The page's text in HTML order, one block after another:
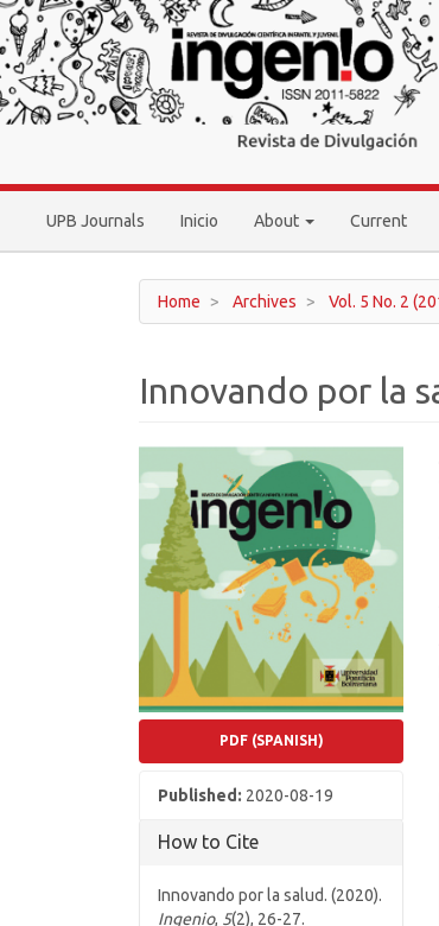
Main
Navigation
Main
Content
Sidebar
UPB Journals Inicio About Current
Home Archives Vol. 5 No. 2
Innovando por la
Article
Sidebar
PDF (SPANISH)
Published: 2020-08-19
How to Cite
Innovando por la salud. (2020).
Ingenio, 5(2), 26-27.